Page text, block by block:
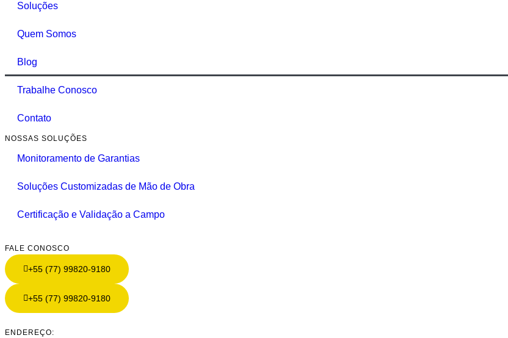
Soluções
Quem Somos
Blog
Trabalhe Conosco
Contato
NOSSAS SOLUÇÕES
Monitoramento de Garantias
Soluções Customizadas de Mão de Obra
Certificação e Validação a Campo
FALE CONOSCO
+55 (77) 99820-9180
+55 (77) 99820-9180
ENDEREÇO: